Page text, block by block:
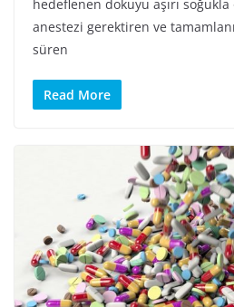
hedeflenen dokuyu aşırı
anestezi gerektiren ve
süren
Read More